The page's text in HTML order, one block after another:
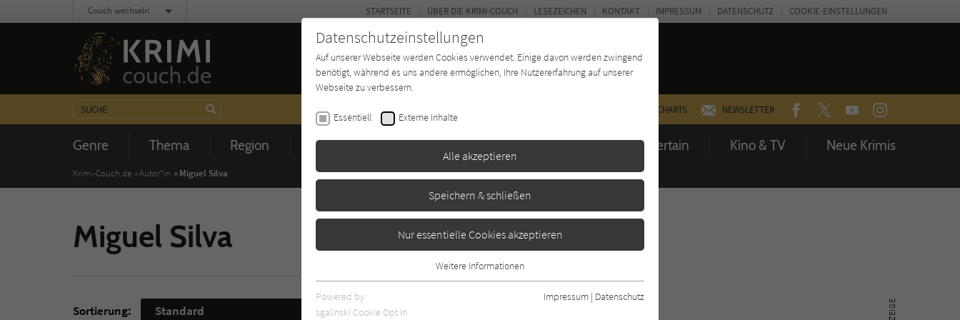
CHARTS NEWSLETTER FACEBOOKTWITTERYOUTUBEINSTAGRAM
Genre Thema Region Zeit Buchtyp Autor*in Magazin Entertain Kino & TV Neue Krimis
STARTSEITE ÜBER DIE KRIMI-COUCH LESEZEICHEN KONTAKT IMPRESSUM DATENSCHUTZ COOKIE-EINSTELLUNGEN
Couch wechseln
Krimi-Couch.de Autor*in Miguel Silva
Miguel Silva
Sortierung:
Standard
Datenschutzeinstellungen
Auf unserer Webseite werden Cookies verwendet. Einige davon werden zwingend
benötigt, während es uns andere ermöglichen, Ihre Nutzererfahrung auf unserer
Webseite zu verbessern.
Essentiell Externe Inhalte
Alle akzeptieren
Speichern & schließen
Nur essentielle Cookies akzeptieren
Essentielle Cookies werden für grundlegende Funktionen der Webseite
benötigt. Dadurch ist gewährleistet, dass die Webseite einwandfrei
Weitere Informationen
Powered by
sgalinski Cookie Opt In
Impressum | Datenschutz